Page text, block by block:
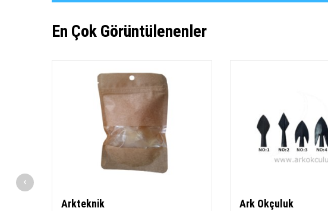
En Çok Görüntülenenler
Arkteknik
Ark Okçuluk